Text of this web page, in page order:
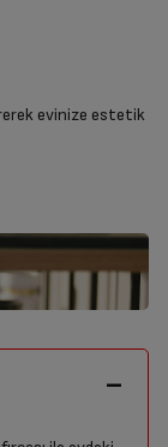
evinize estetik